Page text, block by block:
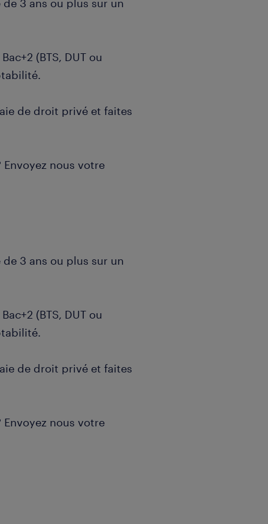
3 ans ou plus sur un
(BTS, DUT ou
de droit privé et faites
nous votre
3 ans ou plus sur un
(BTS, DUT ou
de droit privé et faites
nous votre